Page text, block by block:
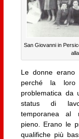
San Giovanni in
Le donne erano
perché la loro
problematica da
status di
temporanea
pieno. Erano le
qualifiche più